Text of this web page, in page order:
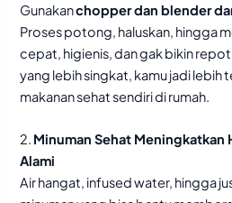
Gunakanchopper dan blender
Proses potong, haluskan, hingga
cepat, higienis, dan gak bikin
yang lebih singkat, kamu jadi lebih
makanan sehat sendiri di rumah.
2. Minuman Sehat Meningkatkan
Alami
Air hangat, infused water, hingga